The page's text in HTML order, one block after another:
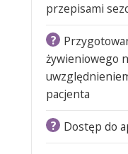
przepisami
?
żywieniowego
pacjenta
? Dostęp do